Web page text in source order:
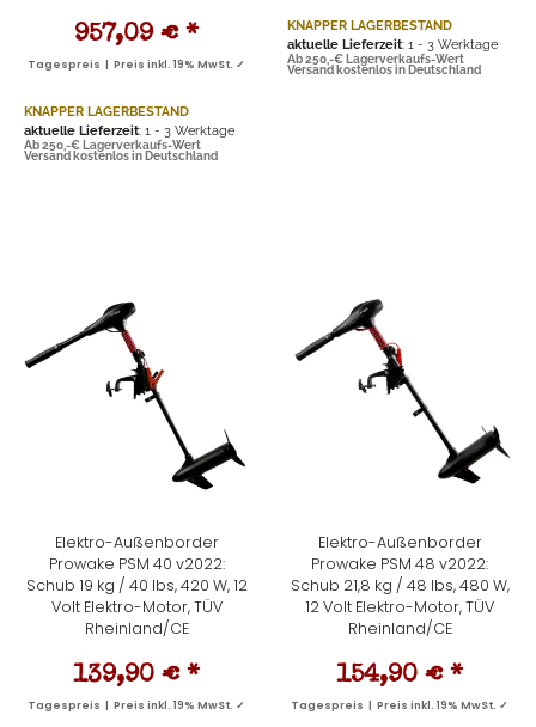
957,09 € *
Tagespreis | Preis inkl. 19% MwSt. ✓
KNAPPER LAGERBESTAND
aktuelle Lieferzeit: 1 - 3 Werktage
Ab 250,-€ Lagerverkaufs-Wert
Versand kostenlos in Deutschland
KNAPPER LAGERBESTAND
aktuelle Lieferzeit: 1 - 3 Werktage
Ab 250,-€ Lagerverkaufs-Wert
Versand kostenlos in Deutschland
Elektro-Außenborder
Prowake PSM 40 v2022:
Schub 19 kg / 40 lbs, 420 W, 12
Volt Elektro-Motor, TÜV
Rheinland/CE
139,90 € *
Tagespreis | Preis inkl. 19% MwSt. ✓
Elektro-Außenborder
Prowake PSM 48 v2022:
Schub 21,8 kg / 48 lbs, 480 W,
12 Volt Elektro-Motor, TÜV
Rheinland/CE
154,90 € *
Tagespreis | Preis inkl. 19% MwSt. ✓